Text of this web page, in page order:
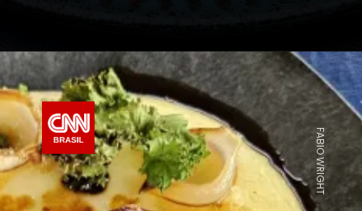
FABIO WRIGHT